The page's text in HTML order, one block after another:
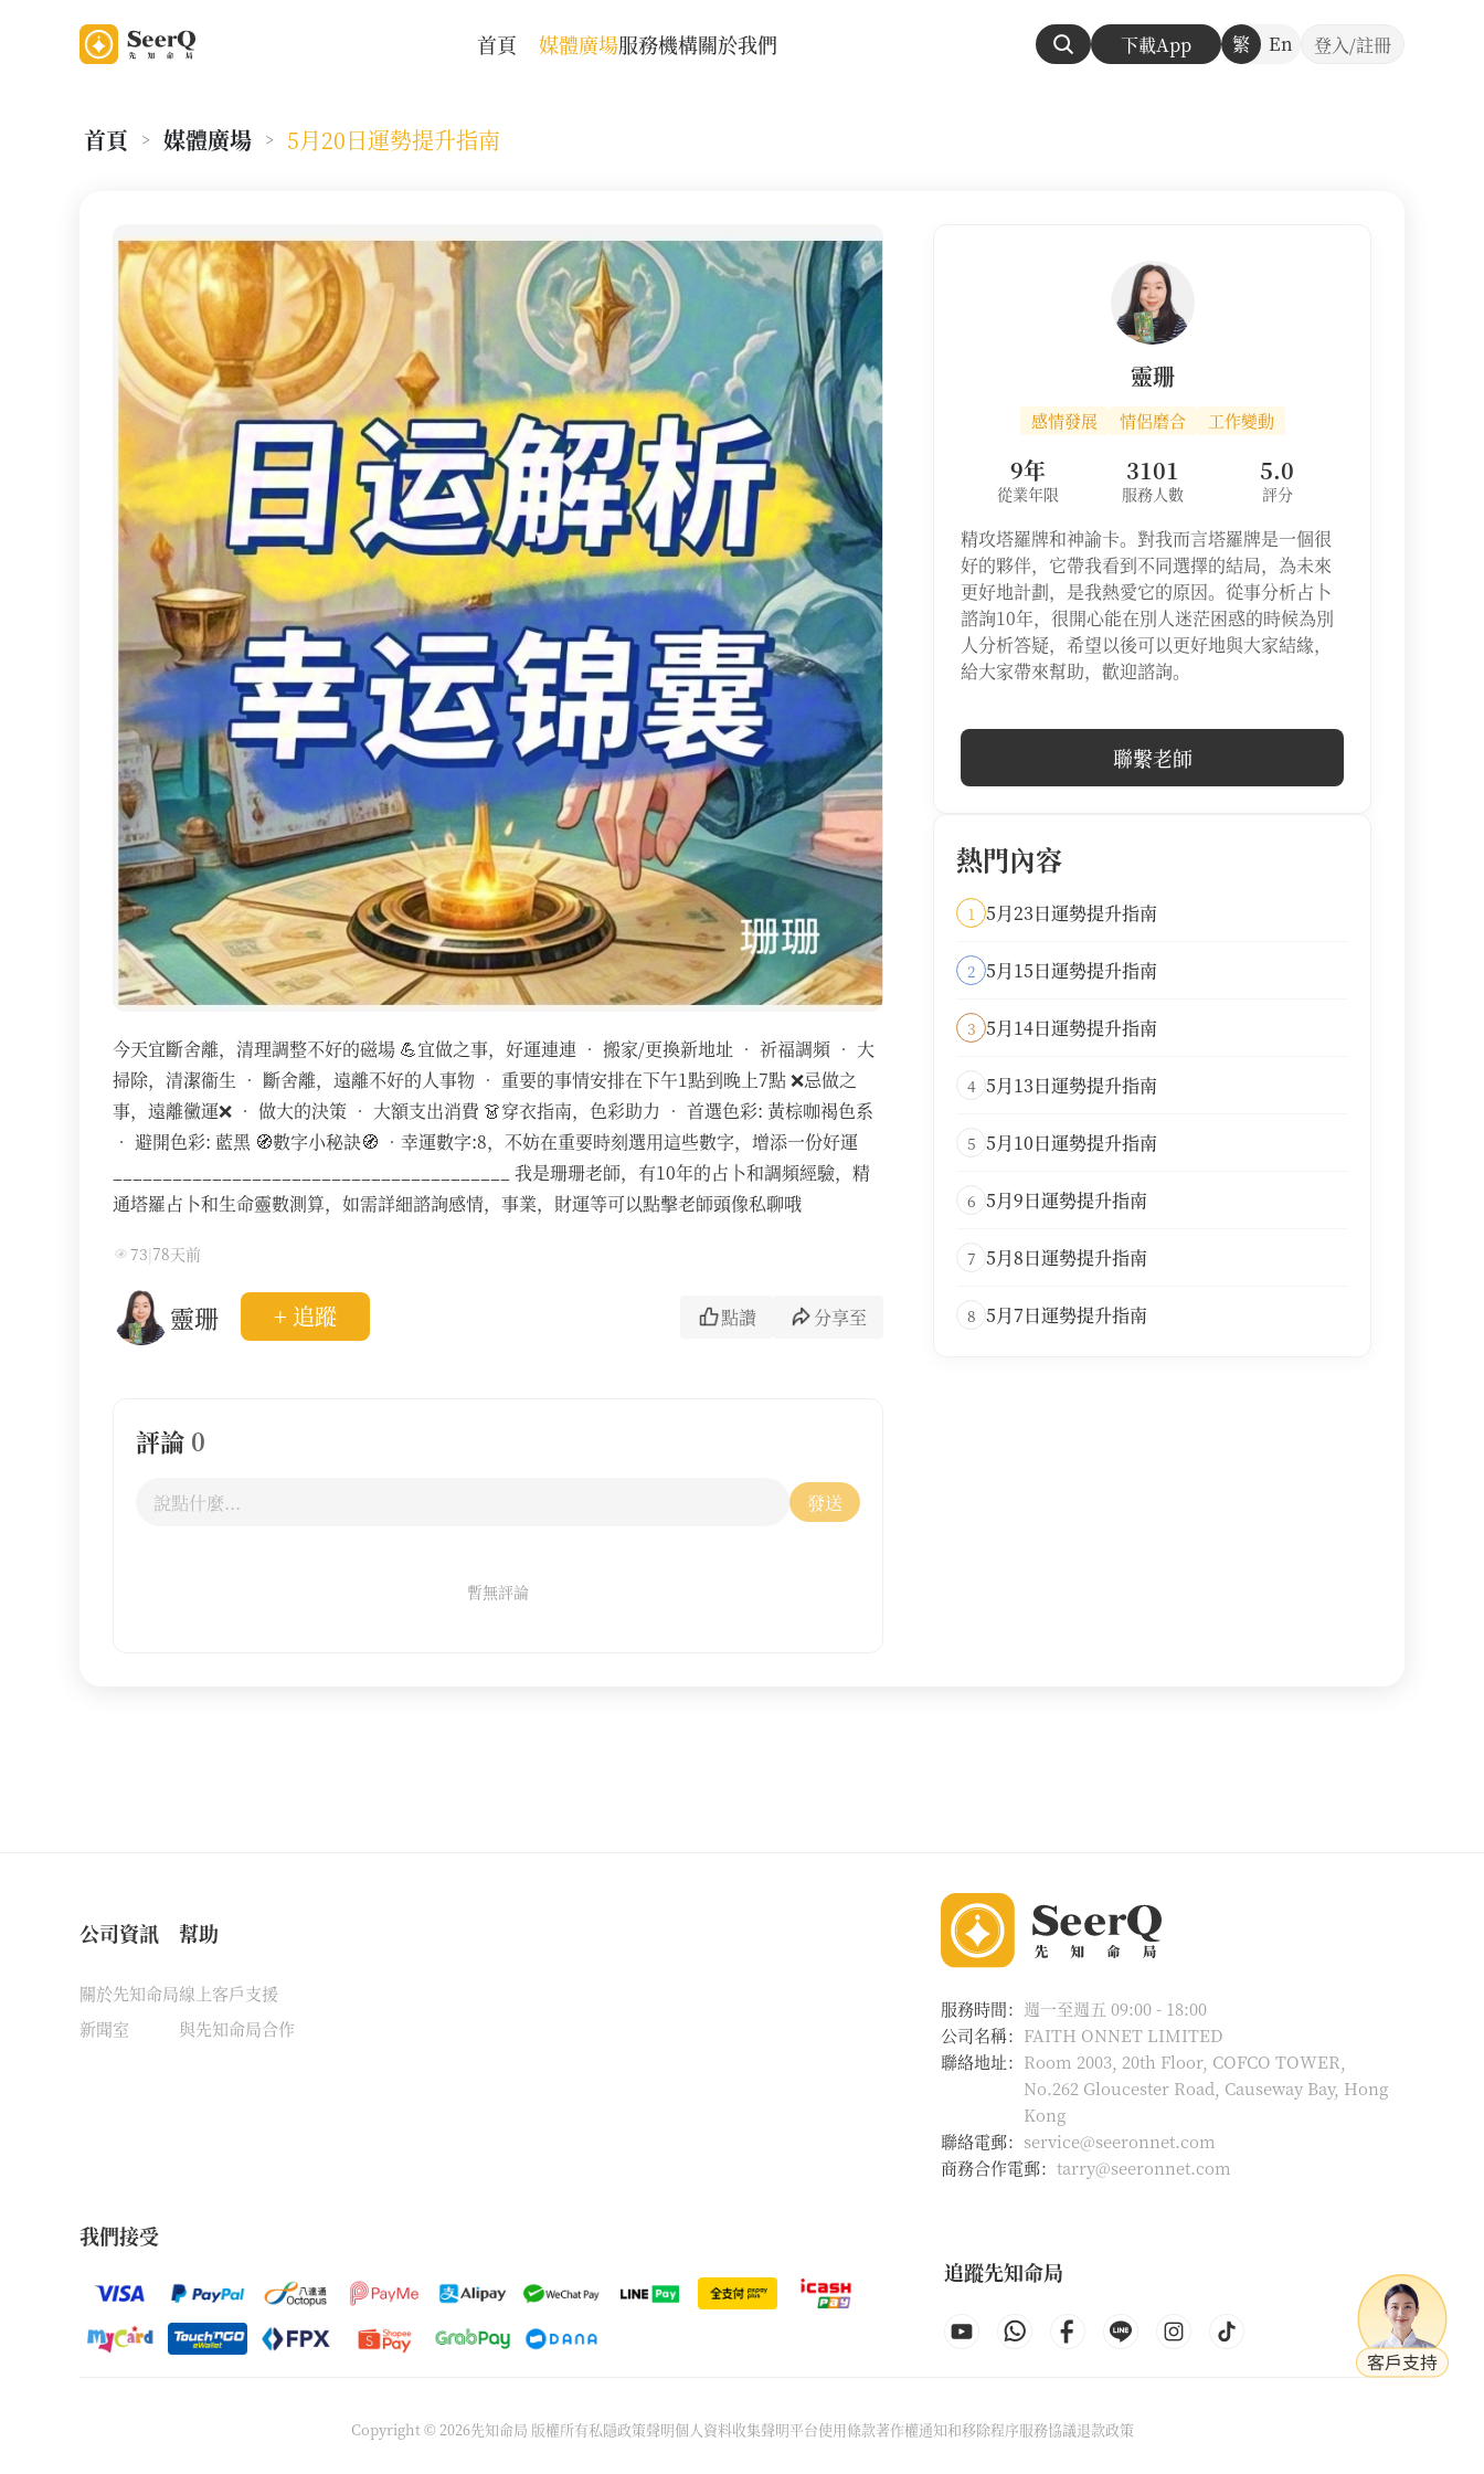
首頁 媒體廣場服務機構關於我們 下載App 繁 En 登入/註冊
首頁 > 媒體廣場 > 5月20日運勢提升指南
今天宜斷舍離，清理調整不好的磁場 💪宜做之事，好運連連 • 搬家/更換新地址 • 祈福調頻 • 大
掃除，清潔衞生 • 斷舍離，遠離不好的人事物 • 重要的事情安排在下午1點到晚上7點 ❌忌做之
事，遠離黴運❌ • 做大的決策 • 大額支出消費 👗穿衣指南，色彩助力 • 首選色彩: 黃棕咖褐色系
• 避開色彩: 藍黑 🧭數字小秘訣🧭 •幸運數字:8，不妨在重要時刻選用這些數字，增添一份好運
________________________________________ 我是珊珊老師，有10年的占卜和調頻經驗，精
通塔羅占卜和生命靈數測算，如需詳細諮詢感情，事業，財運等可以點擊老師頭像私聊哦
73|78天前
靈珊 + 追蹤 點讚 分享至
評論 0
發送
暫無評論
靈珊
感情發展 情侶磨合 工作變動
9年
從業年限
3101
服務人數
5.0
評分
精攻塔羅牌和神諭卡。對我而言塔羅牌是一個很
好的夥伴，它帶我看到不同選擇的結局，為未來
更好地計劃，是我熱愛它的原因。從事分析占卜
諮詢10年，很開心能在別人迷茫困惑的時候為別
人分析答疑，希望以後可以更好地與大家結緣，
給大家帶來幫助，歡迎諮詢。
聯繫老師
熱門內容
1 5月23日運勢提升指南
2 5月15日運勢提升指南
3 5月14日運勢提升指南
4 5月13日運勢提升指南
5 5月10日運勢提升指南
6 5月9日運勢提升指南
7 5月8日運勢提升指南
8 5月7日運勢提升指南
公司資訊
關於先知命局
新聞室
幫助
線上客戶支援
與先知命局合作
服務時間： 週一至週五 09:00 - 18:00
公司名稱： FAITH ONNET LIMITED
聯絡地址： Room 2003, 20th Floor, COFCO TOWER,
No.262 Gloucester Road, Causeway Bay, Hong
Kong
聯絡電郵： service@seeronnet.com
商務合作電郵： tarry@seeronnet.com
我們接受
追蹤先知命局
Copyright © 2026先知命局 版權所有私隱政策聲明個人資料收集聲明平台使用條款著作權通知和移除程序服務協議退款政策